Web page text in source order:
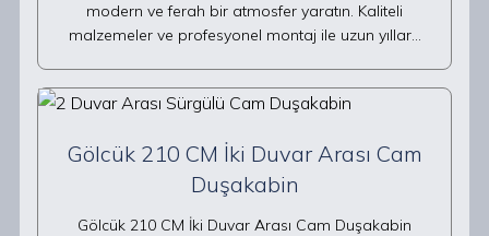
modern ve ferah bir atmosfer yaratın. Kaliteli
malzemeler ve profesyonel montaj ile uzun yıllar…
Gölcük 210 CM İki Duvar Arası Cam
Duşakabin
Gölcük 210 CM İki Duvar Arası Cam Duşakabin